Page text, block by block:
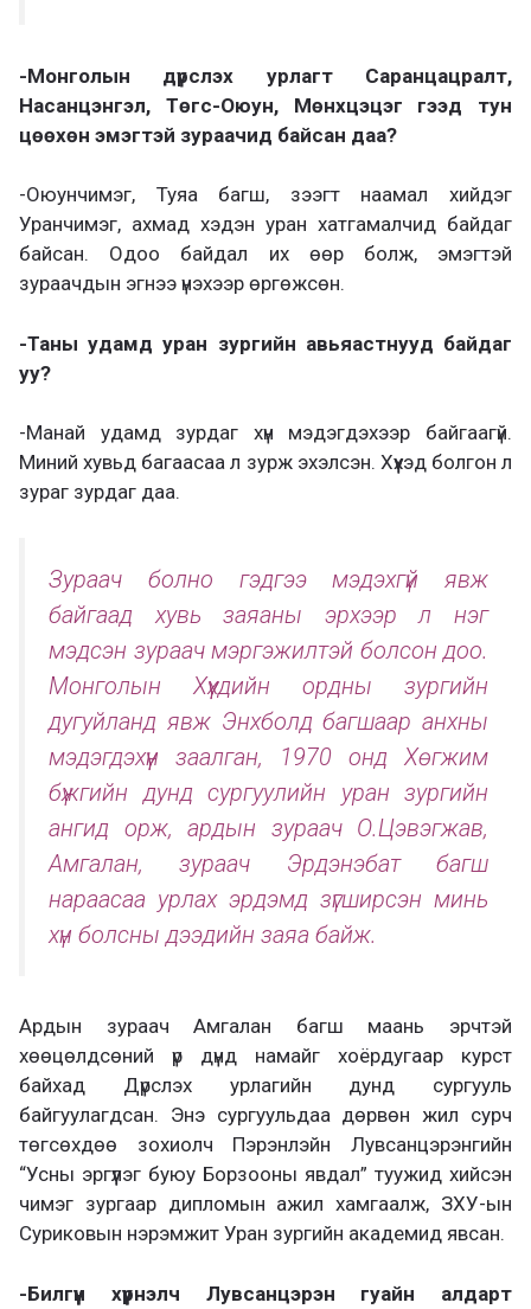
-Монголын дүрслэх урлагт Саранцацралт,
Насанцэнгэл, Төгс-Оюун, Мөнхцэцэг гээд тун
цөөхөн эмэгтэй зураачид байсан даа?
-Оюунчимэг, Туяа багш, зээгт наамал хийдэг
Уранчимэг, ахмад хэдэн уран хатгамалчид байдаг
байсан. Одоо байдал их өөр болж, эмэгтэй
зураачдын эгнээ үнэхээр өргөжсөн.
-Таны удамд уран зургийн авьяастнууд байдаг
уу?
-Манай удамд зурдаг хүн мэдэгдэхээр байгаагүй.
Миний хувьд багаасаа л зурж эхэлсэн. Хүүхэд болгон л
зураг зурдаг даа.
Зураач болно гэдгээ мэдэхгүй явж
байгаад хувь заяаны эрхээр л нэг
мэдсэн зураач мэргэжилтэй болсон доо.
Монголын Хүүхдийн ордны зургийн
дугуйланд явж Энхболд багшаар анхны
мэдэгдэхүүн заалган, 1970 онд Хөгжим
бүжгийн дунд сургуулийн уран зургийн
ангид орж, ардын зураач О.Цэвэгжав,
Амгалан, зураач Эрдэнэбат багш
нараасаа урлах эрдэмд зүгширсэн минь
хүн болсны дээдийн заяа байж.
Ардын зураач Амгалан багш маань эрчтэй
хөөцөлдсөний үр дүнд намайг хоёрдугаар курст
байхад Дүрслэх урлагийн дунд сургууль
байгуулагдсан. Энэ сургуульдаа дөрвөн жил сурч
төгсөхдөө зохиолч Пэрэнлэйн Лувсанцэрэнгийн
“Усны эргүүлэг буюу Борзооны явдал” туужид хийсэн
чимэг зургаар дипломын ажил хамгаалж, ЗХУ-ын
Суриковын нэрэмжит Уран зургийн академид явсан.
-Билгүүн хүүрнэлч Лувсанцэрэн гуайн алдарт